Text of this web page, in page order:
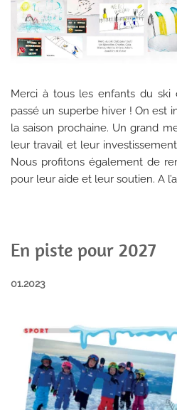
Merci à tous les enfants du ski
passé un superbe hiver ! On est
la saison prochaine. Un grand
leur travail et leur
Nous profitons également de
pour leur aide et leur soutien. A
En piste pour 2027
01.2023